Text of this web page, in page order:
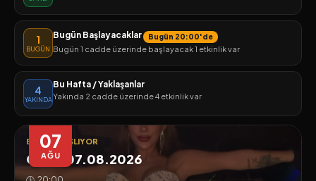
1
BUGÜN
Bugün Başlayacaklar Bugün 20:00'de
Bugün 1 cadde üzerinde başlayacak 1 etkinlik var
4
YAKINDA
Bu Hafta / Yaklaşanlar
Yakında 2 cadde üzerinde 4 etkinlik var
07
AĞU
BUGÜN BAŞLIYOR
Cuma 07.08.2026